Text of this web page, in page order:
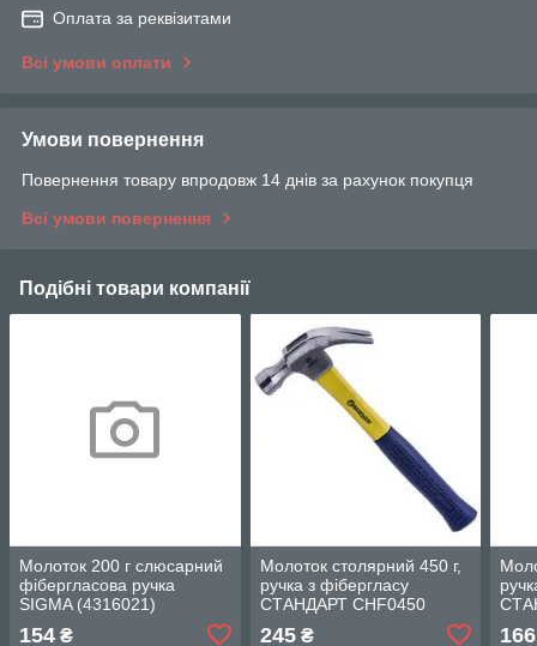
Оплата за реквізитами
Всі умови оплати
Умови повернення
Повернення товару впродовж 14 днів за рахунок покупця
Всі умови повернення
Подібні товари компанії
Молоток 200 г слюсарний
фібергласова ручка
SIGMA (4316021)
154 ₴
Молоток столярний 450 г,
ручка з фібергласу
СТАНДАРТ CHF0450
245₴ 166